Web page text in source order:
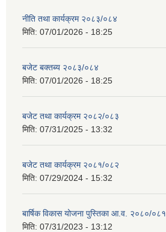
नीति तथा कार्यक्रम २०८३/०८४
मिति: 07/01/2026 - 18:25
बजेट बक्तब्य २०८३/०८४
मिति: 07/01/2026 - 18:25
बजेट तथा कार्यक्रम २०८२/०८३
मिति: 07/31/2025 - 13:32
बजेट तथा कार्यक्रम २०८१/०८२
मिति: 07/29/2024 - 15:32
बार्षिक विकास योजना पुस्तिका आ.व. २०८०/०८१
मिति: 07/31/2023 - 13:12